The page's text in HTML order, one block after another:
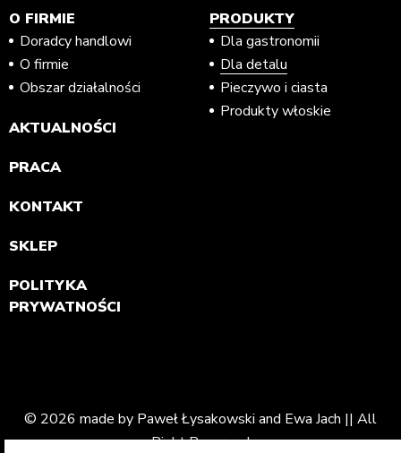
O FIRMIE
Doradcy handlowi
O firmie
Obszar działalności
AKTUALNOŚCI
PRACA
KONTAKT
SKLEP
POLITYKA
PRYWATNOŚCI
PRODUKTY
Dla gastronomii
Dla detalu
Pieczywo i ciasta
Produkty włoskie
© 2026 made by Paweł Łysakowski and Ewa Jach || All
Right Reserved